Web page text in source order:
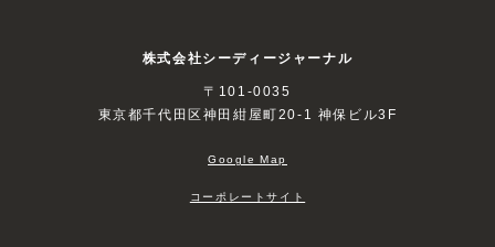
株式会社シーディージャーナル
〒101-0035
東京都千代田区神田紺屋町20-1 神保ビル3F
Google Map
コーポレートサイト